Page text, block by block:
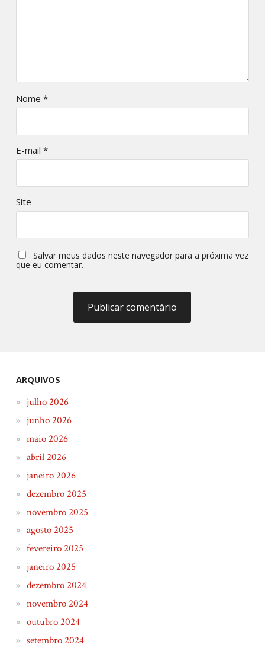
Nome *
E-mail *
Site
Salvar meus dados neste navegador para a próxima vez
que eu comentar.
ARQUIVOS
julho 2026
junho 2026
maio 2026
abril 2026
janeiro 2026
dezembro 2025
novembro 2025
agosto 2025
fevereiro 2025
janeiro 2025
dezembro 2024
novembro 2024
outubro 2024
setembro 2024